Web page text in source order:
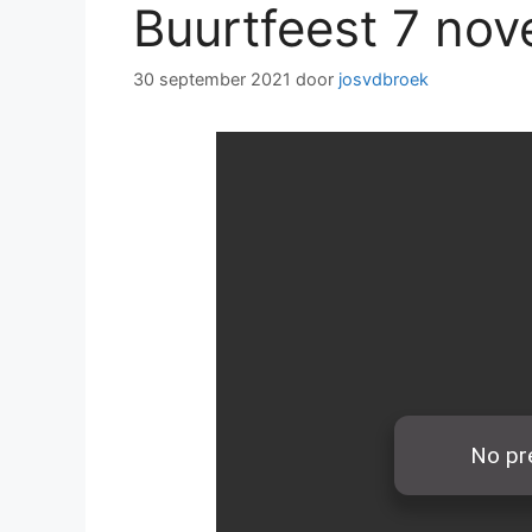
Buurtfeest 7
30 september 2021 door josvdbroek